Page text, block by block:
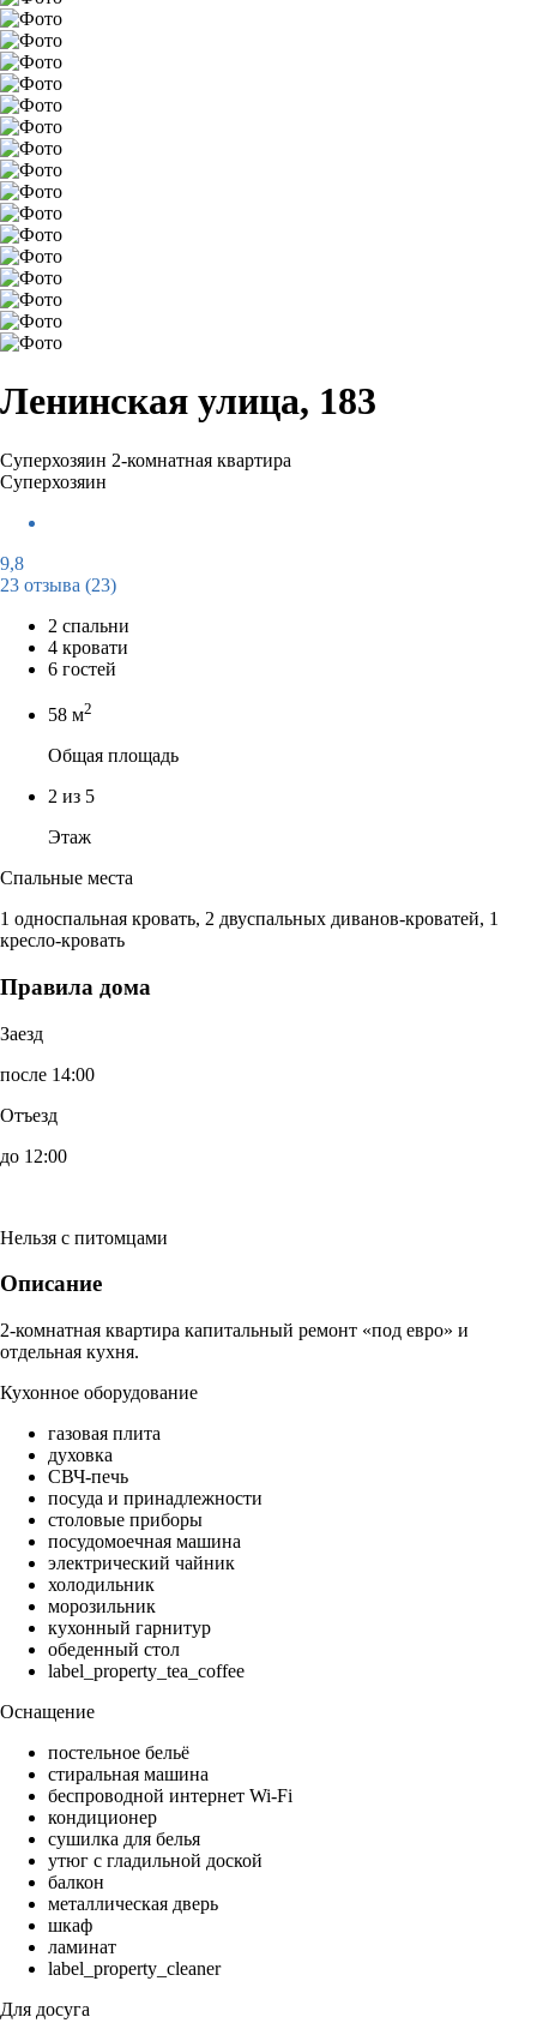
Ленинская улица, 183
Суперхозяин 2-комнатная квартира
Суперхозяин
9,8
23 отзыва (23)
2 спальни
4 кровати
6 гостей
58 м2
Общая площадь
2 из 5
Этаж
Спальные места
1 односпальная кровать, 2 двуспальных диванов-кроватей, 1
кресло-кровать
Правила дома
Заезд
после 14:00
Отъезд
до 12:00
Нельзя с питомцами
Описание
2-комнатная квартира капитальный ремонт «под евро» и
отдельная кухня.
Кухонное оборудование
газовая плита
духовка
СВЧ-печь
посуда и принадлежности
столовые приборы
посудомоечная машина
электрический чайник
холодильник
морозильник
кухонный гарнитур
обеденный стол
label_property_tea_coffee
Оснащение
постельное бельё
стиральная машина
беспроводной интернет Wi-Fi
кондиционер
сушилка для белья
утюг с гладильной доской
балкон
металлическая дверь
шкаф
ламинат
label_property_cleaner
Для досуга